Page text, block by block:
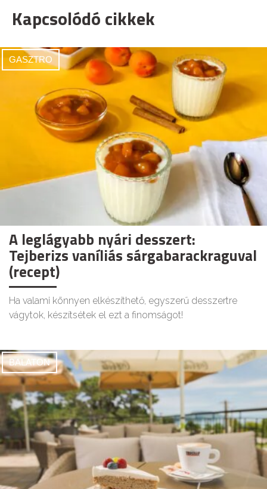
Kapcsolódó cikkek
GASZTRO
A leglágyabb nyári desszert:
Tejberizs vaníliás sárgabarackraguval
(recept)
Ha valami könnyen elkészíthető, egyszerű desszertre
vágytok, készítsétek el ezt a finomságot!
BALATON